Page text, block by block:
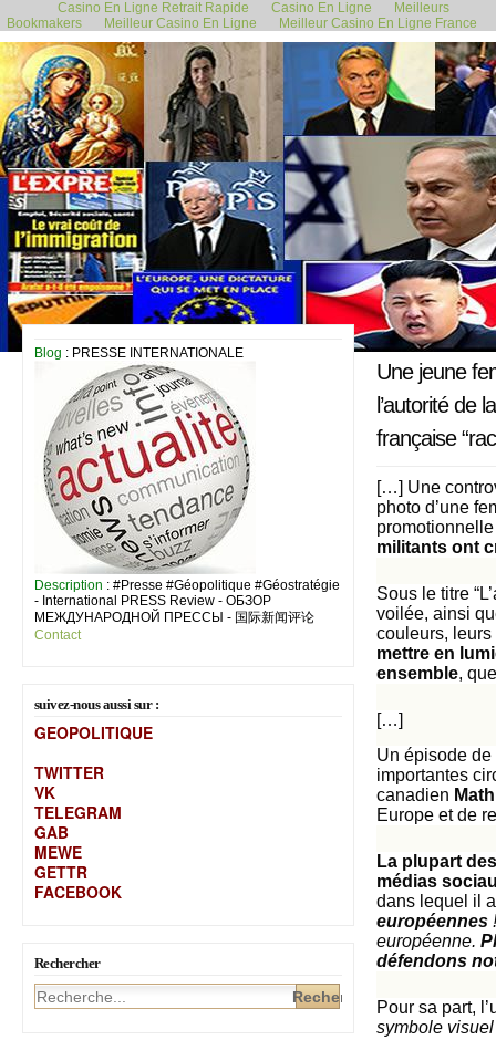
Casino En Ligne Retrait Rapide Casino En Ligne
Meilleurs
Bookmakers
Meilleur Casino En Ligne Meilleur Casino En Ligne France
Blog : PRESSE INTERNATIONALE
Description : #Presse #Géopolitique #Géostratégie
- International PRESS Review - ОБЗОР
МЕЖДУНАРОДНОЙ ПРЕССЫ - 国际新闻评论
Contact
suivez-nous aussi sur :
GEOPOLITIQUE
TWITTER
VK
TELEGRAM
GAB
MEWE
GETTR
FACEBOOK
Rechercher
21 février 2022
Une jeune
l’autorité de
française
[…] Une
photo d’une
militants ont
Sous le titre
voilée, ainsi
couleurs, leurs
mettre en
ensemble,
[…]
Un épisode de
importantes
canadien
Europe et de
La plupart
médias
dans lequel il
européennes
européenne.
défendons
Pour sa part,
symbole